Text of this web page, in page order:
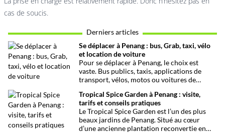
cas de soucis.
Derniers articles
Se déplacer à Penang : bus, Grab, taxi, vélo
et location de voiture
Pour se déplacer à Penang, le choix est
vaste. Bus publics, taxis, applications de
transport, vélos, motos ou voitures de
George Town, les plages et les principaux
sites touristiques de l’île. Voici toutes les
informations utiles : tarifs, horaires,
itinéraires, conseils pratiques et astuces
pour organiser vos déplacements.
Tropical Spice Garden à Penang : visite,
tarifs et conseils pratiques
Le Tropical Spice Garden est l’un des plus
beaux jardins de Penang. Situé au cœur
d’une ancienne plantation reconvertie en